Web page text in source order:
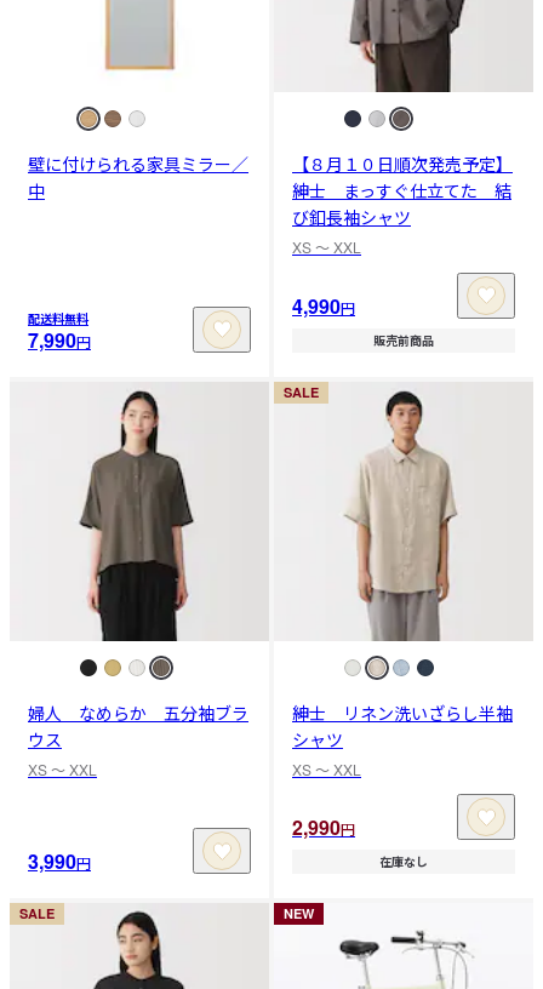
壁に付けられる家具ミラー／
中
配送料無料
7,990円
【８月１０日順次発売予定】
紳士 まっすぐ仕立てた 結
び釦長袖シャツ
XS 〜 XXL
4,990円
販売前商品
婦人 なめらか 五分袖ブラ
ウス
XS 〜 XXL
3,990円
SALE
紳士 リネン洗いざらし半袖
シャツ
XS 〜 XXL
2,990円
在庫なし
SALE NEW